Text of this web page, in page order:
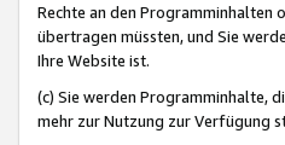
Rechte an den Programminhalten
übertragen müssten, und Sie
Ihre Website ist.
(c) Sie werden Programminhalte,
mehr zur Nutzung zur Verfügung